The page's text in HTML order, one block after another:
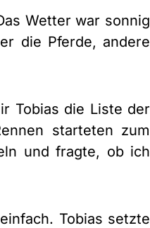
Wetter war sonnig
die Pferde, andere
Tobias die Liste der
starteten zum
und fragte, ob ich
Tobias setzte